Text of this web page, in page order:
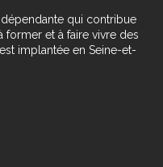
qui contribue
former et à faire vivre des
implantée en Seine-et-